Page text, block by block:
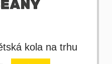
kola na trhu